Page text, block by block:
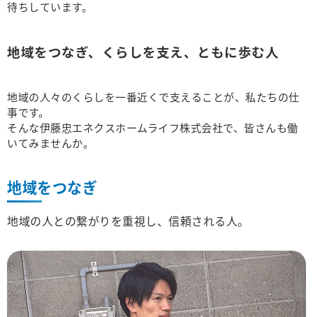
待ちしています。
地域をつなぎ、くらしを支え、ともに歩む人
地域の人々のくらしを一番近くで支えることが、私たちの仕
事です。
そんな伊藤忠エネクスホームライフ株式会社で、皆さんも働
いてみませんか。
地域をつなぎ
地域の人との繋がりを重視し、信頼される人。